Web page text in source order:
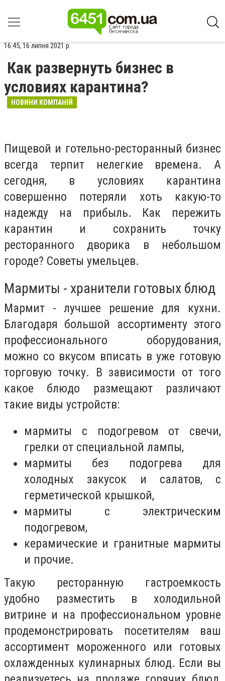
16:45, 16 липня 2021 р.
Как развернуть бизнес в
условиях карантина?
НОВИНИ КОМПАНІЙ
Пищевой и готельно-ресторанный бизнес
всегда терпит нелегкие времена. А
сегодня, в условиях карантина
совершенно потеряли хоть какую-то
надежду на прибыль. Как пережить
карантин и сохранить точку
ресторанного дворика в небольшом
городе? Советы умельцев.
Мармиты - хранители готовых блюд
Мармит - лучшее решение для кухни.
Благодаря большой ассортименту этого
профессионального оборудования,
можно со вкусом вписать в уже готовую
торговую точку. В зависимости от того
какое блюдо размещают различают
такие виды устройств:
мармиты с подогревом от свечи,
грелки от специальной лампы,
мармиты без подогрева для
холодных закусок и салатов, с
герметической крышкой,
мармиты с электрическим
подогревом,
керамические и гранитные мармиты
и прочие.
Такую ресторанную гастроемкость
удобно разместить в холодильной
витрине и на профессиональном уровне
продемонстрировать посетителям ваш
ассортимент мороженного или готовых
охлажденных кулинарных блюд. Если вы